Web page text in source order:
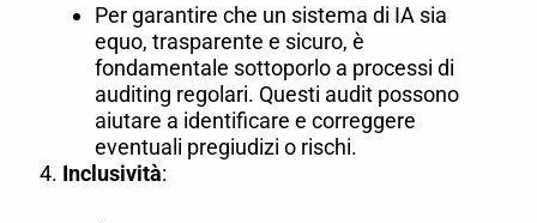
Per garantire che un sistema di IA sia
equo, trasparente e sicuro, è
fondamentale sottoporlo a processi di
auditing regolari. Questi audit possono
aiutare a identificare e correggere
eventuali pregiudizi o rischi.
Inclusività: